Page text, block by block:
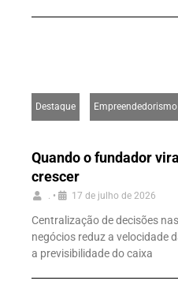
Destaque Empreendedorismo
Quando o fundador
crescer
. • 17 de julho de 2026
Centralização de decisões
negócios reduz a velocidade
a previsibilidade do caixa